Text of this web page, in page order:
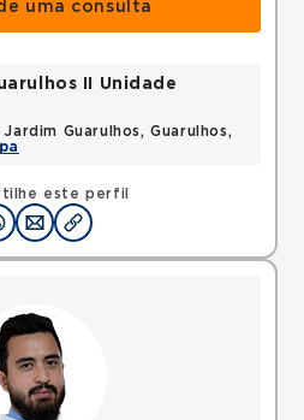
uma consulta
este perfil
II Unidade
Guarulhos, Guarulhos,